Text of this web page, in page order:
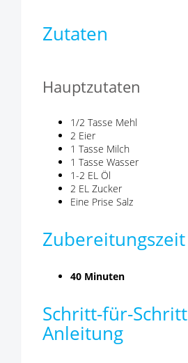
Zutaten
Hauptzutaten
1/2 Tasse Mehl
2 Eier
1 Tasse Milch
1 Tasse Wasser
1-2 EL Öl
2 EL Zucker
Eine Prise Salz
Zubereitungszeit
40 Minuten
Schritt-für-Schritt
Anleitung